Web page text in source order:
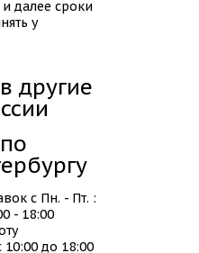
далее сроки
у
другие
с Пн. - Пт. :
- 18:00
10:00 до 18:00